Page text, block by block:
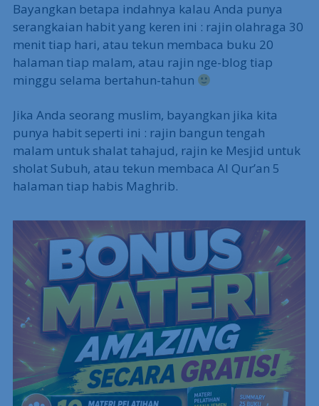
Bayangkan betapa indahnya kalau Anda punya
serangkaian habit yang keren ini : rajin olahraga 30
menit tiap hari, atau tekun membaca buku 20
halaman tiap malam, atau rajin nge-blog tiap
minggu selama bertahun-tahun
Jika Anda seorang muslim, bayangkan jika kita
punya habit seperti ini : rajin bangun tengah
malam untuk shalat tahajud, rajin ke Mesjid untuk
sholat Subuh, atau tekun membaca Al Qur’an 5
halaman tiap habis Maghrib.